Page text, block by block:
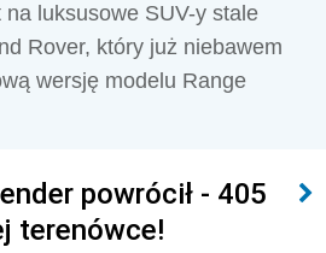
luksusowe SUV-y stale
Rover, który już niebawem
wersję modelu Range
powrócił - 405
terenówce!